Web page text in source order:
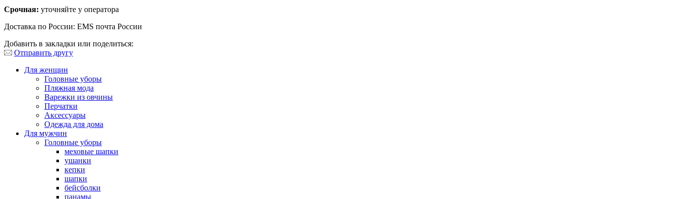
Срочная: уточняйте у оператора
Доставка по России: EMS почта России
Добавить в закладки или поделиться:
Отправить другу
Для женщин
Головные уборы
Пляжная мода
Варежки из овчины
Перчатки
Аксессуары
Одежда для дома
Для мужчин
Головные уборы
меховые шапки
ушанки
кепки
шапки
бейсболки
панамы